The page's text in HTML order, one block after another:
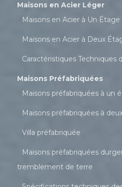
Maisons en Acier Léger
Maisons en Acier à Un Étage
Maisons en Acier à Deux
Caractéristiques Techniques
Maisons Préfabriquées
Maisons préfabriquées à un
Maisons préfabriquées à
Villa préfabriquée
Maisons préfabriquées
tremblement de terre